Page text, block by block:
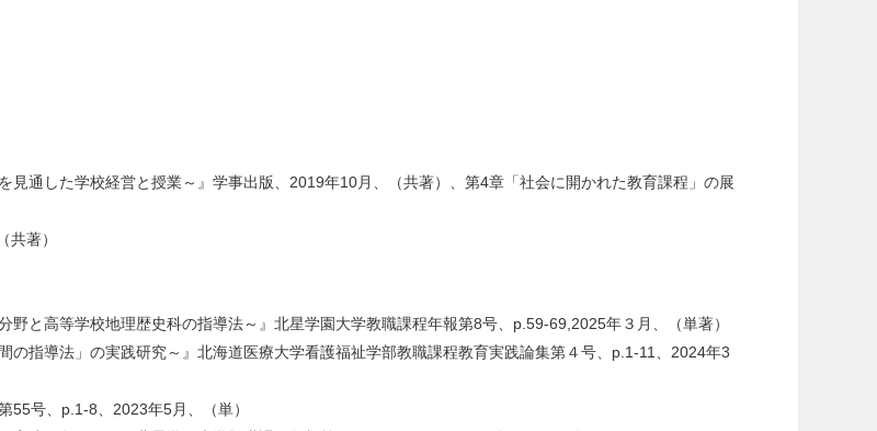
見通した学校経営と授業～』学事出版、2019年10月、（共著）、第4章「社会に開かれた教育課程」の展
著）
野と高等学校地理歴史科の指導法～』北星学園大学教職課程年報第8号、p.59-69,2025年３月、（単著）
指導法」の実践研究～』北海道医療大学看護福祉学部教職課程教育実践論集第４号、p.1-11、2024年3
55号、p.1-8、2023年5月、（単）